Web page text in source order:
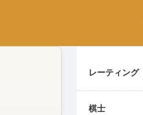
レーティング
棋士